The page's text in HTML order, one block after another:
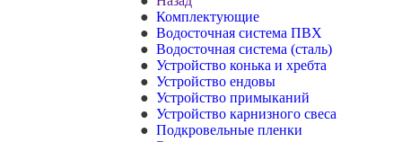
Комплектующие
Водосточная система ПВХ
Водосточная система (сталь)
Устройство конька и хребта
Устройство ендовы
Устройство примыканий
Устройство карнизного свеса
Подкровельные пленки